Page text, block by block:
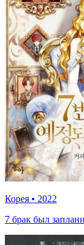
Корея • 2022
7 брак был